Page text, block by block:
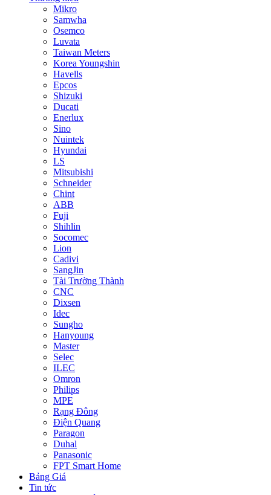
Mikro
Samwha
Osemco
Luvata
Taiwan Meters
Korea Youngshin
Havells
Epcos
Shizuki
Ducati
Enerlux
Sino
Nuintek
Hyundai
LS
Mitsubishi
Schneider
Chint
ABB
Fuji
Shihlin
Socomec
Lion
Cadivi
SangJin
Tài Trường Thành
CNC
Dixsen
Idec
Sungho
Hanyoung
Master
Selec
ILEC
Omron
Philips
MPE
Rạng Đông
Điện Quang
Paragon
Duhal
Panasonic
FPT Smart Home
Bảng Giá
Tin tức